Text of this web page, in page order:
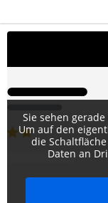
Sie sehen
Um auf den
die
Daten an